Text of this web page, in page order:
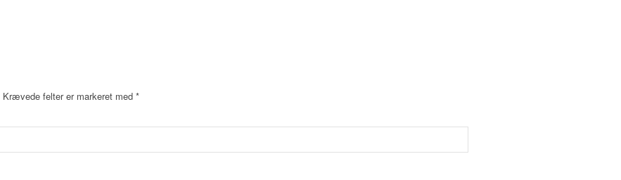
Krævede felter er markeret med *